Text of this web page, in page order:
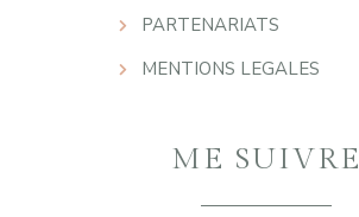
PARTENARIATS
MENTIONS LEGALES
ME SUIVRE